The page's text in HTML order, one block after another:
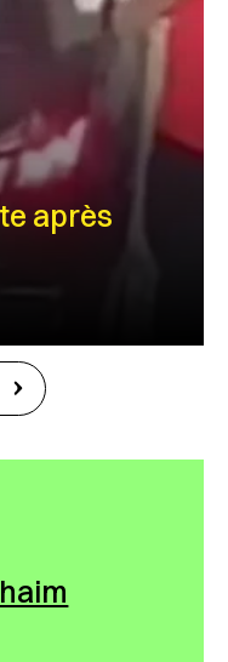
après